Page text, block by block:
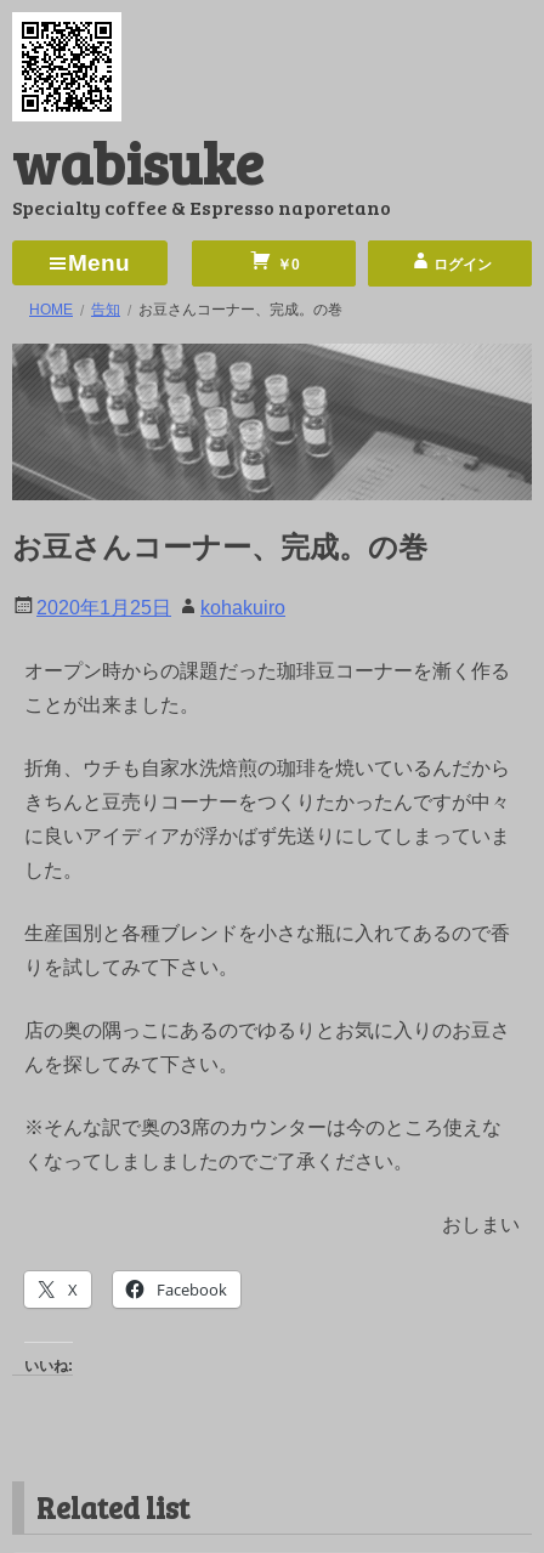
コ
ン
ツ
ス
ッ
wabisuke
Specialty coffee & Espresso naporetano
Menu ￥0 ログイン
HOME 告知 お豆さんコーナー、完成。の巻
お豆さんコーナー、完成。の巻
2020年1月25日 kohakuiro
オープン時からの課題だった珈琲豆コーナーを漸く作る
ことが出来ました。
折角、ウチも自家水洗焙煎の珈琲を焼いているんだから
きちんと豆売りコーナーをつくりたかったんですが中々
に良いアイディアが浮かばず先送りにしてしまっていま
した。
生産国別と各種ブレンドを小さな瓶に入れてあるので香
りを試してみて下さい。
店の奥の隅っこにあるのでゆるりとお気に入りのお豆さ
んを探してみて下さい。
※そんな訳で奥の3席のカウンターは今のところ使えな
くなってしましましたのでご了承ください。
おしまい
X Facebook
いいね:
Related list